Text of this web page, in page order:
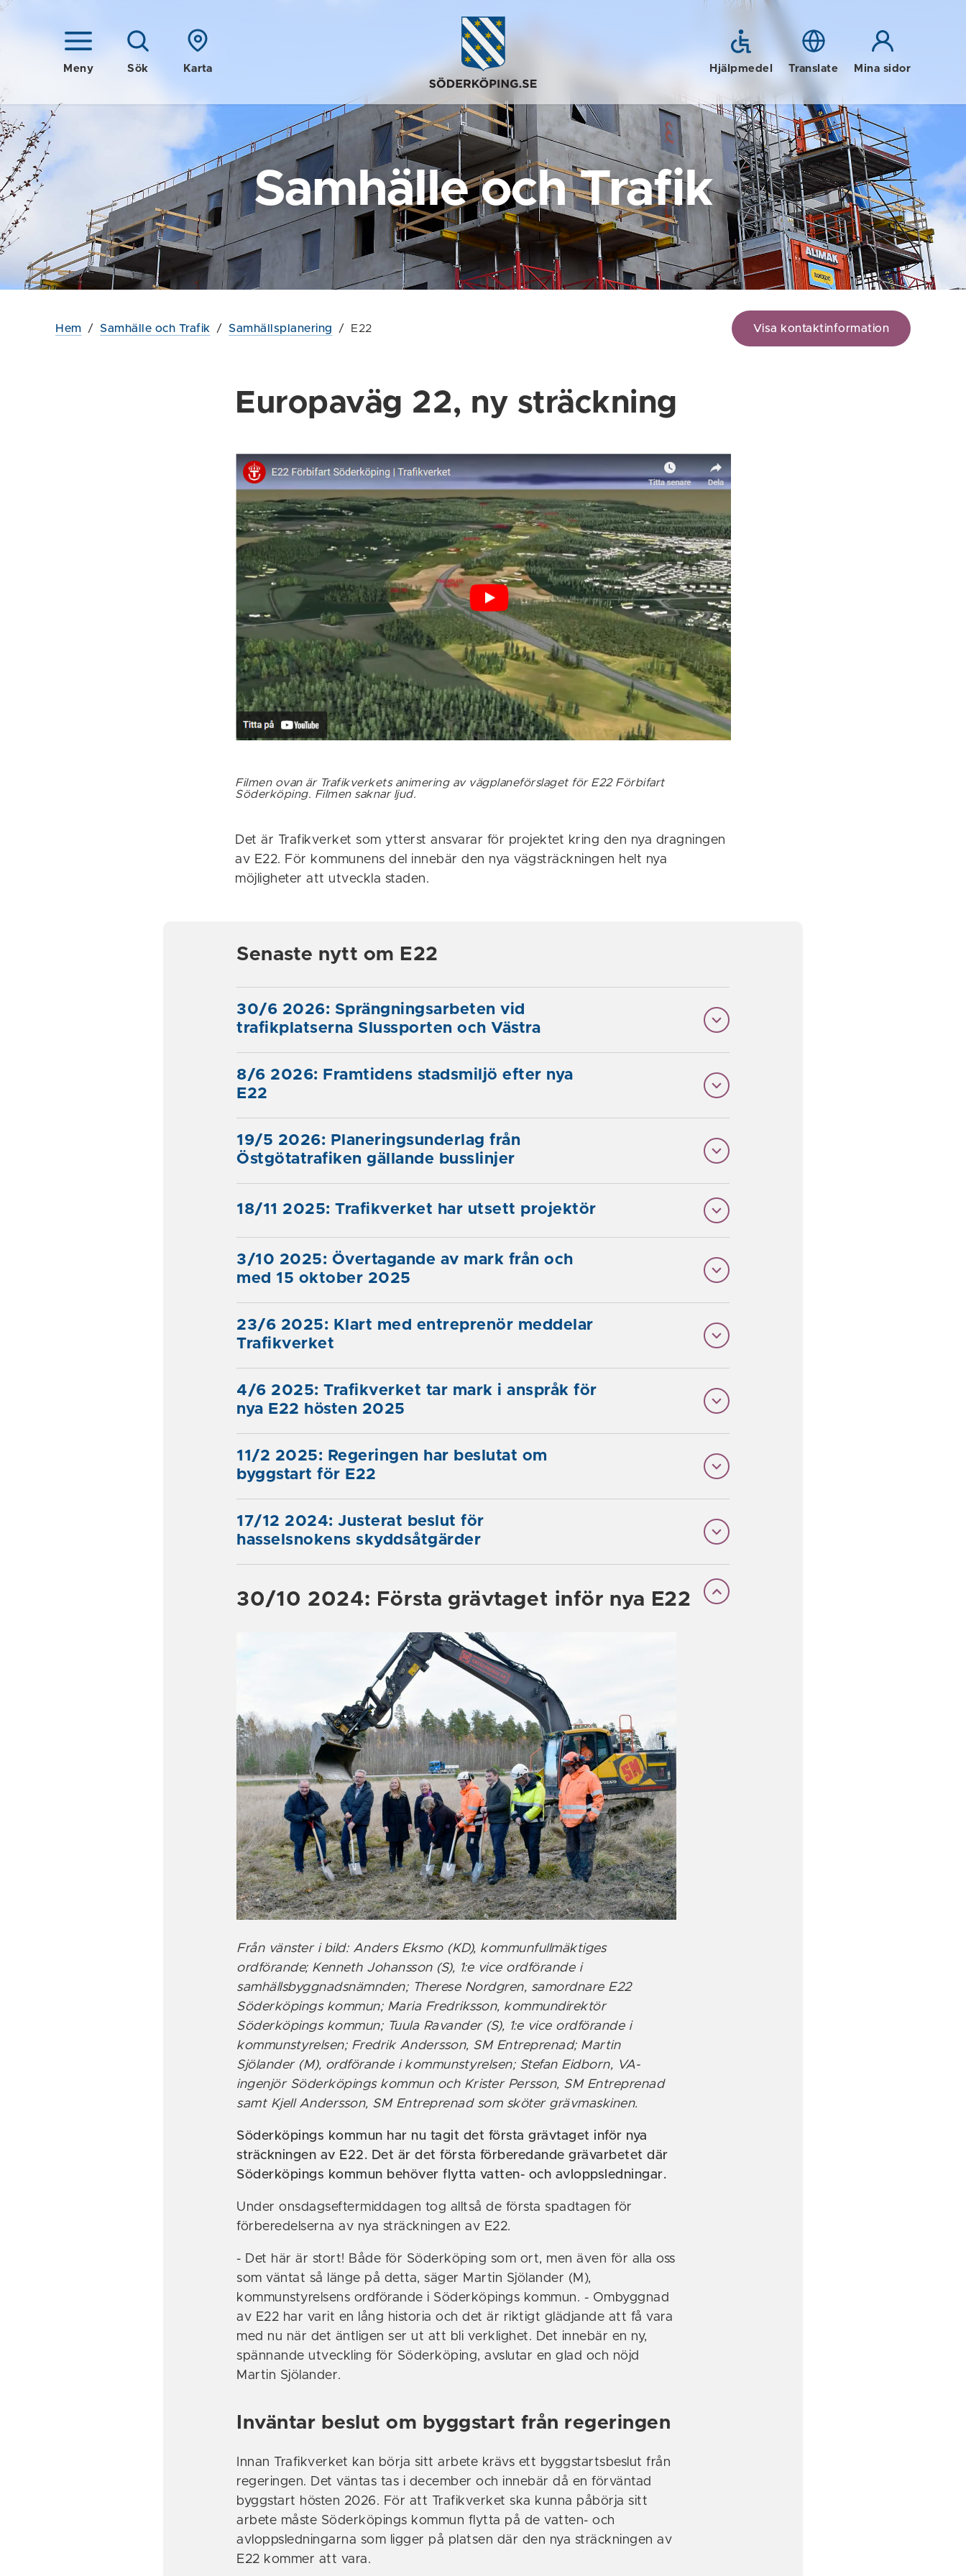
Meny Sök Karta Hjälpmedel Translate Mina sidor
Samhälle och Trafik
Hem / Samhälle och Trafik / Samhällsplanering / E22 Visa kontaktinformation
Europaväg 22, ny sträckning
Filmen ovan är Trafikverkets animering av vägplaneförslaget för E22 Förbifart
Söderköping. Filmen saknar ljud.
Det är Trafikverket som ytterst ansvarar för projektet kring den nya dragningen
av E22. För kommunens del innebär den nya vägsträckningen helt nya
möjligheter att utveckla staden.
Senaste nytt om E22
30/6 2026: Sprängningsarbeten vid
trafikplatserna Slussporten och Västra
8/6 2026: Framtidens stadsmiljö efter nya
E22
19/5 2026: Planeringsunderlag från
Östgötatrafiken gällande busslinjer
18/11 2025: Trafikverket har utsett projektör
3/10 2025: Övertagande av mark från och
med 15 oktober 2025
23/6 2025: Klart med entreprenör meddelar
Trafikverket
4/6 2025: Trafikverket tar mark i anspråk för
nya E22 hösten 2025
11/2 2025: Regeringen har beslutat om
byggstart för E22
17/12 2024: Justerat beslut för
hasselsnokens skyddsåtgärder
30/10 2024: Första grävtaget inför nya E22
Från vänster i bild: Anders Eksmo (KD), kommunfullmäktiges
ordförande; Kenneth Johansson (S), 1:e vice ordförande i
samhällsbyggnadsnämnden; Therese Nordgren, samordnare E22
Söderköpings kommun; Maria Fredriksson, kommundirektör
Söderköpings kommun; Tuula Ravander (S), 1:e vice ordförande i
kommunstyrelsen; Fredrik Andersson, SM Entreprenad; Martin
Sjölander (M), ordförande i kommunstyrelsen; Stefan Eidborn, VA-
ingenjör Söderköpings kommun och Krister Persson, SM Entreprenad
samt Kjell Andersson, SM Entreprenad som sköter grävmaskinen.
Söderköpings kommun har nu tagit det första grävtaget inför nya
sträckningen av E22. Det är det första förberedande grävarbetet där
Söderköpings kommun behöver flytta vatten- och avloppsledningar.
Under onsdagseftermiddagen tog alltså de första spadtagen för
förberedelserna av nya sträckningen av E22.
- Det här är stort! Både för Söderköping som ort, men även för alla oss
som väntat så länge på detta, säger Martin Sjölander (M),
kommunstyrelsens ordförande i Söderköpings kommun. - Ombyggnad
av E22 har varit en lång historia och det är riktigt glädjande att få vara
med nu när det äntligen ser ut att bli verklighet. Det innebär en ny,
spännande utveckling för Söderköping, avslutar en glad och nöjd
Martin Sjölander.
Inväntar beslut om byggstart från regeringen
Innan Trafikverket kan börja sitt arbete krävs ett byggstartsbeslut från
regeringen. Det väntas tas i december och innebär då en förväntad
byggstart hösten 2026. För att Trafikverket ska kunna påbörja sitt
arbete måste Söderköpings kommun flytta på de vatten- och
avloppsledningarna som ligger på platsen där den nya sträckningen av
E22 kommer att vara.